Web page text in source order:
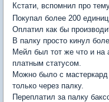
Кстати, вспомнил про
Покупал более 200
Оплатил как бы
В палку просто кинул
Мейл был тот же что и на
платным статусом.
Можно было с мастеркард
только через палку.
Переплатил за палку